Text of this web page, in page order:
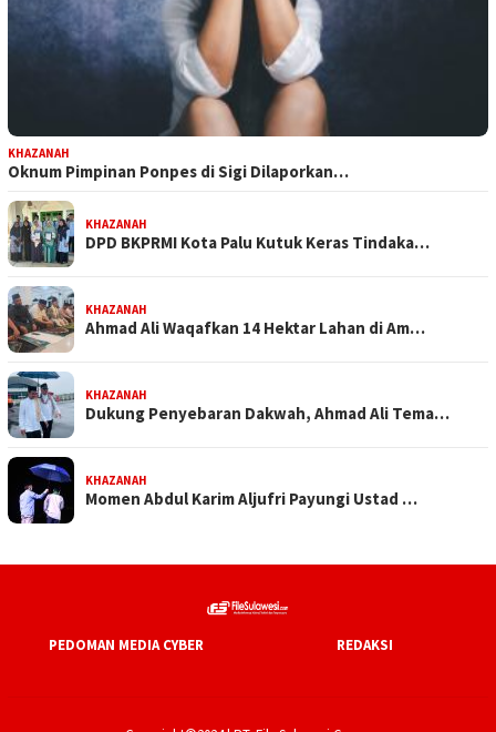
KHAZANAH
Oknum Pimpinan Ponpes di Sigi Dilaporkan…
KHAZANAH
DPD BKPRMI Kota Palu Kutuk Keras Tindaka…
KHAZANAH
Ahmad Ali Waqafkan 14 Hektar Lahan di Am…
KHAZANAH
Dukung Penyebaran Dakwah, Ahmad Ali Tema…
KHAZANAH
Momen Abdul Karim Aljufri Payungi Ustad …
PEDOMAN MEDIA CYBER REDAKSI